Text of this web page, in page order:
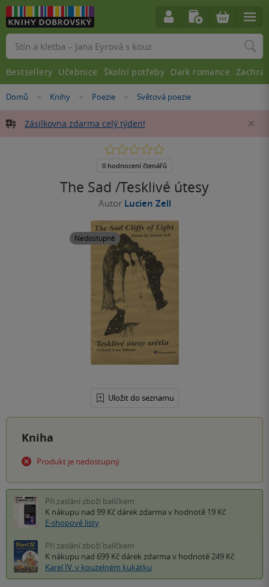
Nacházíte
zde:
Domů »
Knihy »Poezie »
Světová poezie
Zásilkovna zdarma celý týden!
The Sad /Tesklivé útesy
Autor Lucien Zell
Nedostupné
Uložit do seznamu
0.0
5
0 hodnocení čtenářů
Kniha
Produkt je nedostupný.
Při zaslání zboží balíčkem
K nákupu nad 99 Kč dárek zdarma v hodnotě 19 Kč
E-shopové listy
Při zaslání zboží balíčkem
K nákupu nad 699 Kč dárek zdarma v hodnotě 249 Kč
Karel IV. v kouzelném kukátku
Vyhledávání
Bestsellery Učebnice Školní potřeby Dark romance